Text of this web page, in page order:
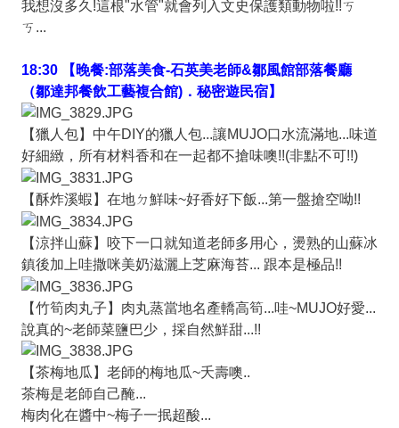
我想沒多久!這根"水管"就會列入文史保護類動物啦!!ㄎ
ㄎ...
18:30 【晚餐:部落美食-石英美老師&鄒風館部落餐廳
（鄒達邦餐飲工藝複合館)．秘密遊民宿】
【獵人包】中午DIY的獵人包...讓MUJO口水流滿地...味道
好細緻，所有材料香和在一起都不搶味噢!!(非點不可!!)
【酥炸溪蝦】在地ㄉ鮮味~好香好下飯...第一盤搶空呦!!
【涼拌山蘇】咬下一口就知道老師多用心，燙熟的山蘇冰
鎮後加上哇撒咪美奶滋灑上芝麻海苔... 跟本是極品!!
【竹筍肉丸子】肉丸蒸當地名產轎高筍...哇~MUJO好愛...
說真的~老師菜鹽巴少，採自然鮮甜...!!
【茶梅地瓜】老師的梅地瓜~夭壽噢..
茶梅是老師自己醃...
梅肉化在醬中~梅子一抿超酸...